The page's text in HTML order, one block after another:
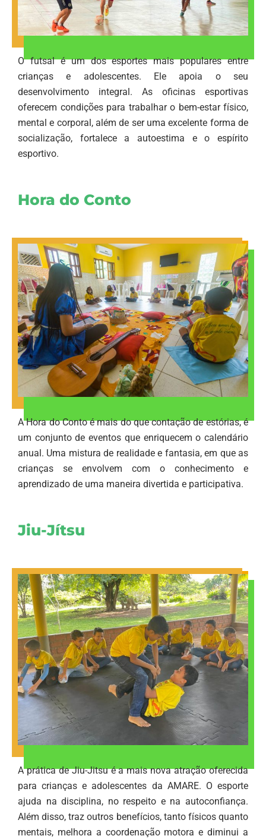
O futsal é um dos esportes mais populares entre
crianças e adolescentes. Ele apoia o seu
desenvolvimento integral. As oficinas esportivas
oferecem condições para trabalhar o bem-estar físico,
mental e corporal, além de ser uma excelente forma de
socialização, fortalece a autoestima e o espírito
esportivo.
Hora do Conto
A Hora do Conto é mais do que contação de estórias, é
um conjunto de eventos que enriquecem o calendário
anual. Uma mistura de realidade e fantasia, em que as
crianças se envolvem com o conhecimento e
aprendizado de uma maneira divertida e participativa.
Jiu-Jítsu
A prática de Jiu-Jitsu é a mais nova atração oferecida
para crianças e adolescentes da AMARE. O esporte
ajuda na disciplina, no respeito e na autoconfiança.
Além disso, traz outros benefícios, tanto físicos quanto
mentais, melhora a coordenação motora e diminui a